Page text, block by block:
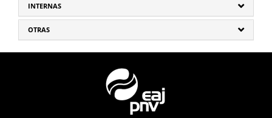
INTERNAS
OTRAS